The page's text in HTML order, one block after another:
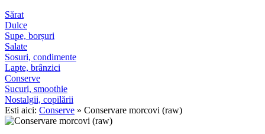
Sărat
Dulce
Supe, borșuri
Salate
Sosuri, condimente
Lapte, brânzici
Conserve
Sucuri, smoothie
Nostalgii, copilării
Esti aici: Conserve » Conservare morcovi (raw)